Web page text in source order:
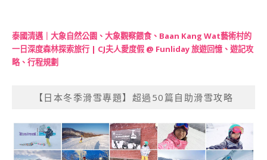
泰國清邁｜大象自然公園、大象觀察餵食、Baan Kang Wat藝術村的
一日深度森林探索旅行 | CJ夫人愛度假 @ Funliday 旅遊回憶、遊記攻
略、行程規劃
【日本冬季滑雪專題】超過50篇自助滑雪攻略